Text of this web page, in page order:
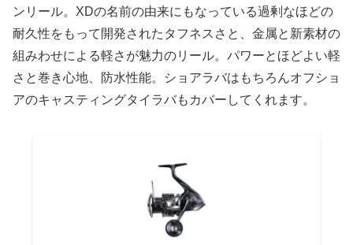
ンリール。XDの名前の由来にもなっている過剰なほどの
耐久性をもって開発されたタフネスさと、金属と新素材の
組みわせによる軽さが魅力のリール。パワーとほどよい軽
さと巻き心地、防水性能。ショアラバはもちろんオフショ
アのキャスティングタイラバもカバーしてくれます。